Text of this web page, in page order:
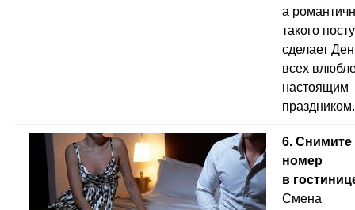
а
такого
сделает
всех
настоящим
праздником.
6. Снимите
номер
в
Смена